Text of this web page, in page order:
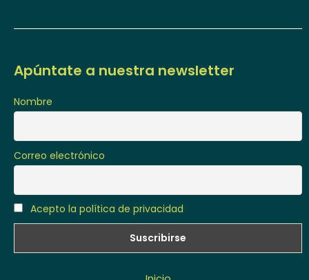
Apúntate a nuestra newsletter
Nombre
Correo electrónico
Acepto la política de privacidad